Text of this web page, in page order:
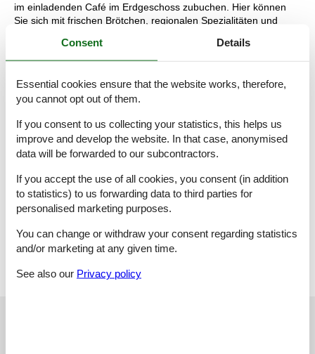
im einladenden Café im Erdgeschoss zubuchen. Hier können
Sie sich mit frischen Brötchen, regionalen Spezialitäten und
Ausgangspunkt für Ihre Erkundungen in dieser Region.
Besuchen Sie uns inmitten der Natur!
Freitag - Sonntag Buffet:
- Kinder: 0-4: 0,00 €
- Kinder: 5-13: 9,00 €
Wahlweise:
Montag - Sonntag Frühstück am Tisch:
- Kinder: 5-13: Zahlen 6,00 €
- Ab 14: 12,00 €
Consent Details
Essential cookies ensure that the website works, therefore,
you cannot opt out of them.
If you consent to us collecting your statistics, this helps us
improve and develop the website. In that case, anonymised
data will be forwarded to our subcontractors.
If you accept the use of all cookies, you consent (in addition
to statistics) to us forwarding data to third parties for
personalised marketing purposes.
You can change or withdraw your consent regarding statistics
and/or marketing at any given time.
See also our Privacy policy